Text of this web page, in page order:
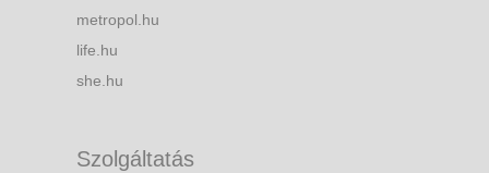
metropol.hu
life.hu
she.hu
Szolgáltatás